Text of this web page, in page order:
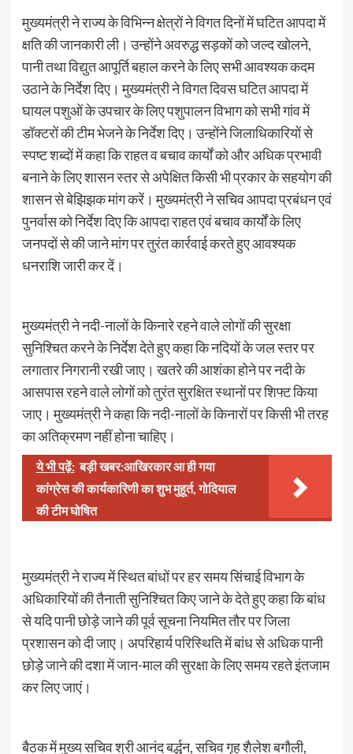
मुख्यमंत्री ने राज्य के विभिन्न क्षेत्रों ने विगत दिनों में घटित आपदा में
क्षति की जानकारी ली। उन्होंने अवरुद्ध सड़कों को जल्द खोलने,
पानी तथा विद्युत आपूर्ति बहाल करने के लिए सभी आवश्यक कदम
उठाने के निर्देश दिए। मुख्यमंत्री ने विगत दिवस घटित आपदा में
घायल पशुओं के उपचार के लिए पशुपालन विभाग को सभी गांव में
डॉक्टरों की टीम भेजने के निर्देश दिए। उन्होंने जिलाधिकारियों से
स्पष्ट शब्दों में कहा कि राहत व बचाव कार्यों को और अधिक प्रभावी
बनाने के लिए शासन स्तर से अपेक्षित किसी भी प्रकार के सहयोग की
शासन से बेझिझक मांग करें। मुख्यमंत्री ने सचिव आपदा प्रबंधन एवं
पुनर्वास को निर्देश दिए कि आपदा राहत एवं बचाव कार्यों के लिए
जनपदों से की जाने मांग पर तुरंत कार्रवाई करते हुए आवश्यक
धनराशि जारी कर दें।
मुख्यमंत्री ने नदी-नालों के किनारे रहने वाले लोगों की सुरक्षा
सुनिश्चित करने के निर्देश देते हुए कहा कि नदियों के जल स्तर पर
लगातार निगरानी रखी जाए। खतरे की आशंका होने पर नदी के
आसपास रहने वाले लोगों को तुरंत सुरक्षित स्थानों पर शिफ्ट किया
जाए। मुख्यमंत्री ने कहा कि नदी-नालों के किनारों पर किसी भी तरह
का अतिक्रमण नहीं होना चाहिए।
ये भी पढ़ें: बड़ी खबर:आखिरकार आ ही गया
कांग्रेस की कार्यकारिणी का शुभ मुहूर्त, गोदियाल
की टीम घोषित
मुख्यमंत्री ने राज्य में स्थित बांधों पर हर समय सिंचाई विभाग के
अधिकारियों की तैनाती सुनिश्चित किए जाने के देते हुए कहा कि बांध
से यदि पानी छोड़े जाने की पूर्व सूचना नियमित तौर पर जिला
प्रशासन को दी जाए। अपरिहार्य परिस्थिति में बांध से अधिक पानी
छोड़े जाने की दशा में जान-माल की सुरक्षा के लिए समय रहते इंतजाम
कर लिए जाएं।
बैठक में मुख्य सचिव श्री आनंद बर्द्धन, सचिव गृह शैलेश बगौली,